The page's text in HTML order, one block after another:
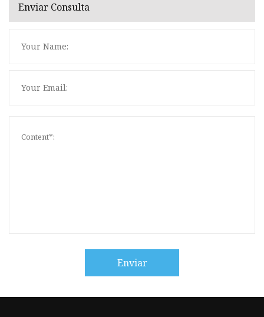
Enviar Consulta
Enviar